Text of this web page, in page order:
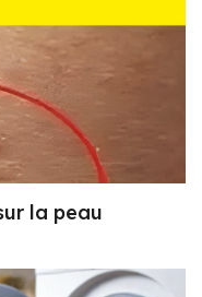
la peau